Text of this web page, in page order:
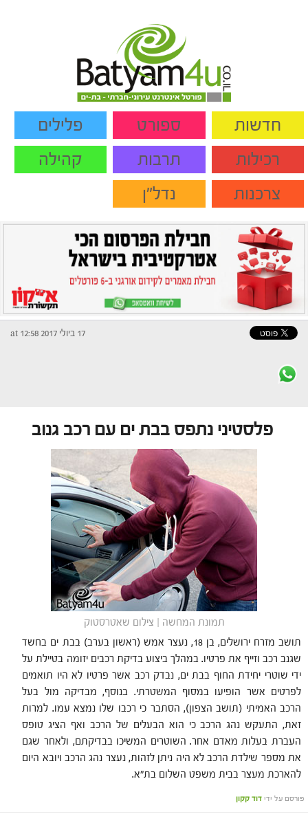
חדשות ספורט
פלילים
רכילות
תרבות
קהילה
צרכנות
נדל"ן
17 ביולי 2017 at 12:58
פלסטיני נתפס בבת ים עם רכב גנוב
תמונת המחשה | צילום שאטרסטוק
תושב מזרח ירושלים, בן 18, נעצר אמש (ראשון בערב) בבת ים בחשד
שגנב רכב וזייף את פרטיו. במהלך ביצוע בדיקת רכבים יזומה בטיילת על
ידי שוטרי יחידת החוף בבת ים, נבדק רכב אשר פרטיו לא היו תואמים
לפרטים אשר הופיעו במסוף המשטרתי. בנוסף, מבדיקה מול בעל
הרכב האמיתי (תושב הצפון), הסתבר כי רכבו שלו נמצא עמו. למרות
זאת, התעקש נהג הרכב כי הוא הבעלים של הרכב ואף הציג טופס
העברת בעלות מאדם אחר. השוטרים המשיכו בבדיקתם, ולאחר שגם
את מספר שילדת הרכב לא היה ניתן לזהות, נעצר נהג הרכב ויובא היום
להארכת מעצר בבית משפט השלום בת"א.
פורסם על ידי דוד קקון